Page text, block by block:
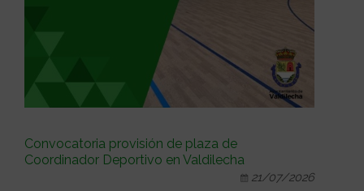
Convocatoria provisión de plaza de
Coordinador Deportivo en Valdilecha
21/07/2026